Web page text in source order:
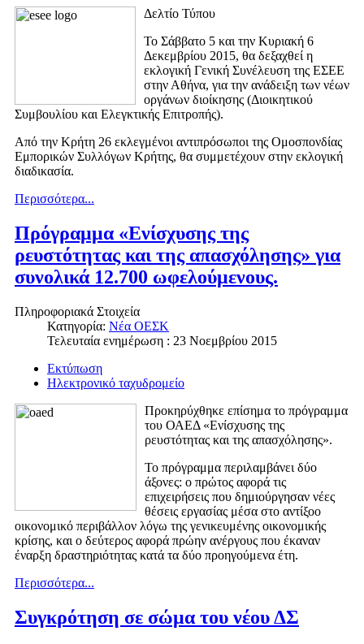
Δελτίο Τύπου
Το Σάββατο 5 και την Κυριακή 6
Δεκεμβρίου 2015, θα δεξαχθεί η
εκλογική Γενική Συνέλευση της ΕΣΕΕ
στην Αθήνα, για την ανάδειξη των νέων
οργάνων διοίκησης (Διοικητικού
Συμβουλίου και Ελεγκτικής Επιτροπής).
Από την Κρήτη 26 εκλεγμένοι αντιπρόσωποι της Ομοσπονδίας
Εμπορικών Συλλόγων Κρήτης, θα συμμετέχουν στην εκλογική
διαδικασία.
Περισσότερα...
Πρόγραμμα «Ενίσχυσης της
ρευστότητας και της απασχόλησης» για
συνολικά 12.700 ωφελούμενους.
Πληροφοριακά Στοιχεία
Κατηγορία: Νέα ΟΕΣΚ
Τελευταία ενημέρωση : 23 Νοεμβρίου 2015
Εκτύπωση
Ηλεκτρονικό ταχυδρομείο
Προκηρύχθηκε επίσημα το πρόγραμμα
του ΟΑΕΔ «Ενίσχυσης της
ρευστότητας και της απασχόλησης».
Το πρόγραμμα περιλαμβάνει δύο
άξονες: ο πρώτος αφορά τις
επιχειρήσεις που δημιούργησαν νέες
θέσεις εργασίας μέσα στο αντίξοο
οικονομικό περιβάλλον λόγω της γενικευμένης οικονομικής
κρίσης, και ο δεύτερος αφορά πρώην ανέργους που έκαναν
έναρξη δραστηριότητας κατά τα δύο προηγούμενα έτη.
Περισσότερα...
Συγκρότηση σε σώμα του νέου ΔΣ